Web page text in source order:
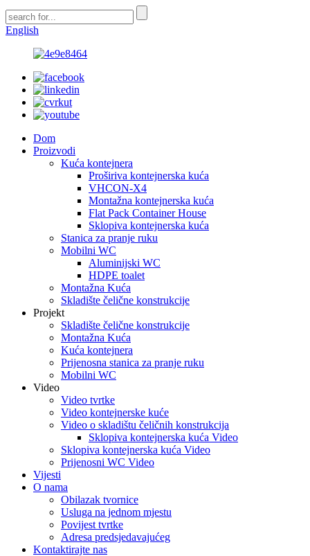
English
Dom
Proizvodi
Kuća kontejnera
Proširiva kontejnerska kuća
VHCON-X4
Montažna kontejnerska kuća
Flat Pack Container House
Sklopiva kontejnerska kuća
Stanica za pranje ruku
Mobilni WC
Aluminijski WC
HDPE toalet
Montažna Kuća
Skladište čelične konstrukcije
Projekt
Skladište čelične konstrukcije
Montažna Kuća
Kuća kontejnera
Prijenosna stanica za pranje ruku
Mobilni WC
Video
Video tvrtke
Video kontejnerske kuće
Video o skladištu čeličnih konstrukcija
Sklopiva kontejnerska kuća Video
Sklopiva kontejnerska kuća Video
Prijenosni WC Video
Vijesti
O nama
Obilazak tvornice
Usluga na jednom mjestu
Povijest tvrtke
Adresa predsjedavajućeg
Kontaktirajte nas